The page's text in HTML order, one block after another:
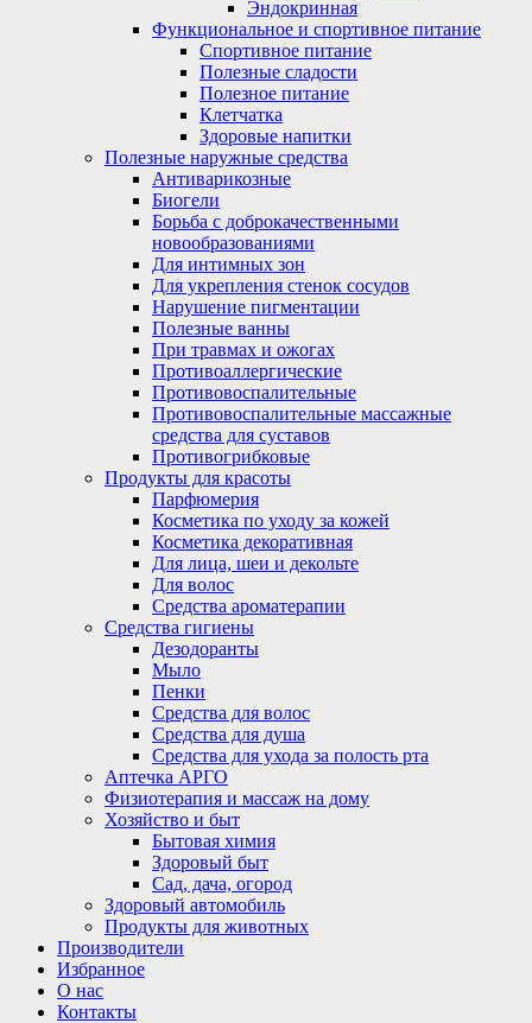
Эндокринная
Функциональное и спортивное питание
Спортивное питание
Полезные сладости
Полезное питание
Клетчатка
Здоровые напитки
Полезные наружные средства
Антиварикозные
Биогели
Борьба с доброкачественными
новообразованиями
Для интимных зон
Для укрепления стенок сосудов
Нарушение пигментации
Полезные ванны
При травмах и ожогах
Противоаллергические
Противовоспалительные
Противовоспалительные массажные
средства для суставов
Противогрибковые
Продукты для красоты
Парфюмерия
Косметика по уходу за кожей
Косметика декоративная
Для лица, шеи и декольте
Для волос
Средства ароматерапии
Средства гигиены
Дезодоранты
Мыло
Пенки
Средства для волос
Средства для душа
Средства для ухода за полость рта
Аптечка АРГО
Физиотерапия и массаж на дому
Хозяйство и быт
Бытовая химия
Здоровый быт
Сад, дача, огород
Здоровый автомобиль
Продукты для животных
Производители
Избранное
О нас
Контакты